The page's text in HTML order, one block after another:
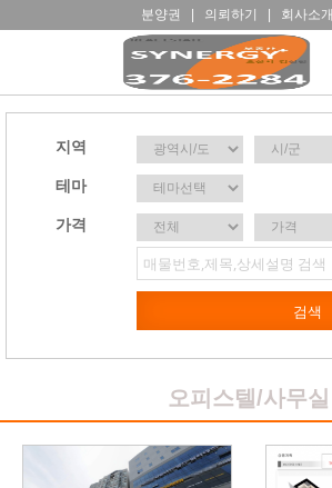
분양권 의뢰하기 회사소개
지역
테마
가격
오피스텔/사무실